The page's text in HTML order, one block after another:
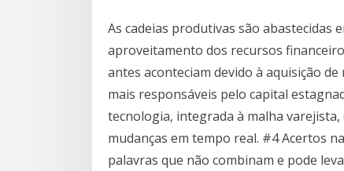
As cadeias produtivas são abastecidas
aproveitamento dos recursos
antes aconteciam devido à aquisição
mais responsáveis pelo capital
tecnologia, integrada à malha
mudanças em tempo real. #4 Acertos
palavras que não combinam e pode